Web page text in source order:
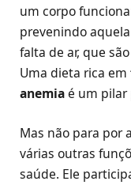
um corpo
prevenindo
falta de ar, que
Uma dieta rica em
anemiaé um pilar
Mas não para por
várias outras
saúde. Ele